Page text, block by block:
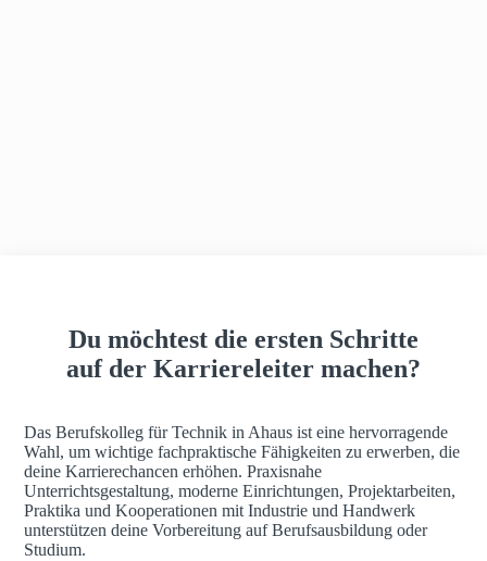
Du möchtest die ersten Schritte
auf der Karriereleiter machen?
Das Berufskolleg für Technik in Ahaus ist eine hervorragende
Wahl, um wichtige fachpraktische Fähigkeiten zu erwerben, die
deine Karrierechancen erhöhen. Praxisnahe
Unterrichtsgestaltung, moderne Einrichtungen, Projektarbeiten,
Praktika und Kooperationen mit Industrie und Handwerk
unterstützen deine Vorbereitung auf Berufsausbildung oder
Studium.